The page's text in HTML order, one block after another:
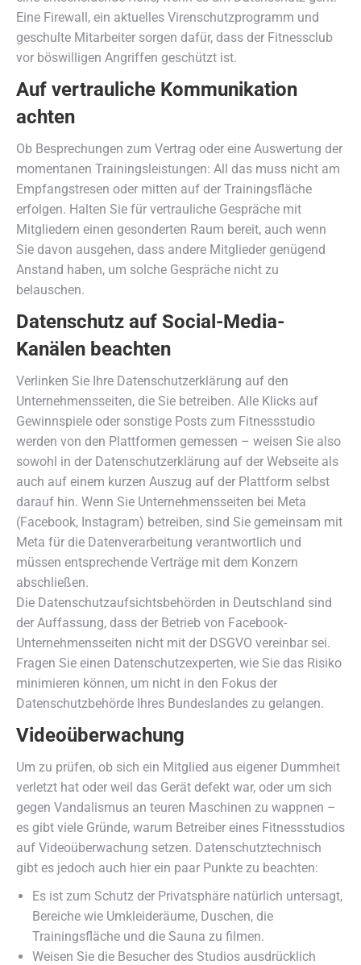
Eine Firewall, ein aktuelles Virenschutzprogramm und
geschulte Mitarbeiter sorgen dafür, dass der Fitnessclub
vor böswilligen Angriffen geschützt ist.
Auf vertrauliche Kommunikation
achten
Ob Besprechungen zum Vertrag oder eine Auswertung der
momentanen Trainingsleistungen: All das muss nicht am
Empfangstresen oder mitten auf der Trainingsfläche
erfolgen. Halten Sie für vertrauliche Gespräche mit
Mitgliedern einen gesonderten Raum bereit, auch wenn
Sie davon ausgehen, dass andere Mitglieder genügend
Anstand haben, um solche Gespräche nicht zu
belauschen.
Datenschutz auf Social-Media-
Kanälen beachten
Verlinken Sie Ihre Datenschutzerklärung auf den
Unternehmensseiten, die Sie betreiben. Alle Klicks auf
Gewinnspiele oder sonstige Posts zum Fitnessstudio
werden von den Plattformen gemessen – weisen Sie also
sowohl in der Datenschutzerklärung auf der Webseite als
auch auf einem kurzen Auszug auf der Plattform selbst
darauf hin. Wenn Sie Unternehmensseiten bei Meta
(Facebook, Instagram) betreiben, sind Sie gemeinsam mit
Meta für die Datenverarbeitung verantwortlich und
müssen entsprechende Verträge mit dem Konzern
abschließen.
Die Datenschutzaufsichtsbehörden in Deutschland sind
der Auffassung, dass der Betrieb von Facebook-
Unternehmensseiten nicht mit der DSGVO vereinbar sei.
Fragen Sie einen Datenschutzexperten, wie Sie das Risiko
minimieren können, um nicht in den Fokus der
Datenschutzbehörde Ihres Bundeslandes zu gelangen.
Videoüberwachung
Um zu prüfen, ob sich ein Mitglied aus eigener Dummheit
verletzt hat oder weil das Gerät defekt war, oder um sich
gegen Vandalismus an teuren Maschinen zu wappnen –
es gibt viele Gründe, warum Betreiber eines Fitnessstudios
auf Videoüberwachung setzen. Datenschutztechnisch
gibt es jedoch auch hier ein paar Punkte zu beachten:
Es ist zum Schutz der Privatsphäre natürlich untersagt,
Bereiche wie Umkleideräume, Duschen, die
Trainingsfläche und die Sauna zu filmen.
Weisen Sie die Besucher des Studios ausdrücklich